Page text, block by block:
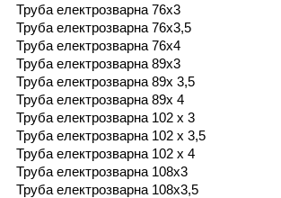
Труба електрозварна 76х3
Труба електрозварна 76х3,5
Труба електрозварна 76х4
Труба електрозварна 89х3
Труба електрозварна 89х 3,5
Труба електрозварна 89х 4
Труба електрозварна 102 х 3
Труба електрозварна 102 х 3,5
Труба електрозварна 102 х 4
Труба електрозварна 108х3
Труба електрозварна 108х3,5